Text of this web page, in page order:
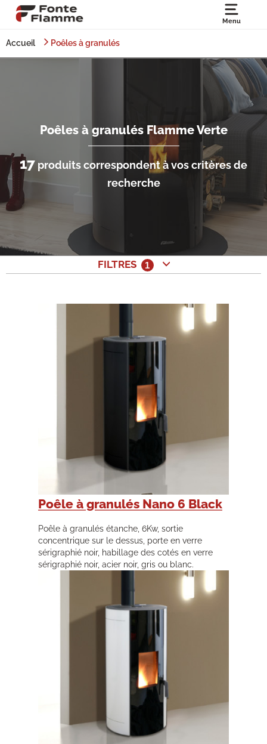
Menu
Accueil Poêles à granulés
Poêles à granulés Flamme Verte
17 produits correspondent à vos critères de
recherche
FILTRES 1
Poêle à granulés Nano 6 Black
Poêle à granulés étanche, 6Kw, sortie
concentrique sur le dessus, porte en verre
sérigraphié noir, habillage des cotés en verre
sérigraphié noir, acier noir, gris ou blanc.